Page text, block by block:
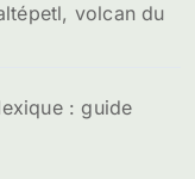
volcan du
: guide